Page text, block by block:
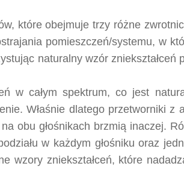
które obejmuje trzy różne
pomieszczeń/systemu, w
naturalny wzór
w całym spektrum, co jest
Właśnie dlatego przetworniki
obu głośnikach brzmią inaczej.
w każdym głośniku oraz
wzory zniekształceń, które